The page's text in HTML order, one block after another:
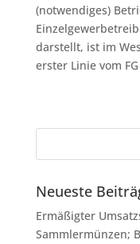
(notwendiges)
darstellt, ist im
erster Linie vom
Neueste
Ermäßigter
Sammlermünzen;